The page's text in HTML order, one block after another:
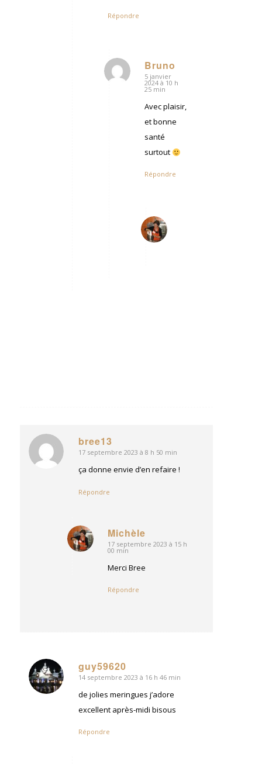
Répondre
Bruno
dit
5 janvier
2024 à 10 h
25 min
Avec plaisir,
et bonne
santé
surtout
Répondre
bree13
dit
17 septembre 2023 à 8 h 50 min
ça donne envie d’en refaire !
Répondre
Michèle
dit
17 septembre 2023 à 15 h
00 min
Merci Bree
Répondre
guy59620
dit
:
14 septembre 2023 à 16 h 46 min
de jolies meringues j’adore
excellent après-midi bisous
Répondre